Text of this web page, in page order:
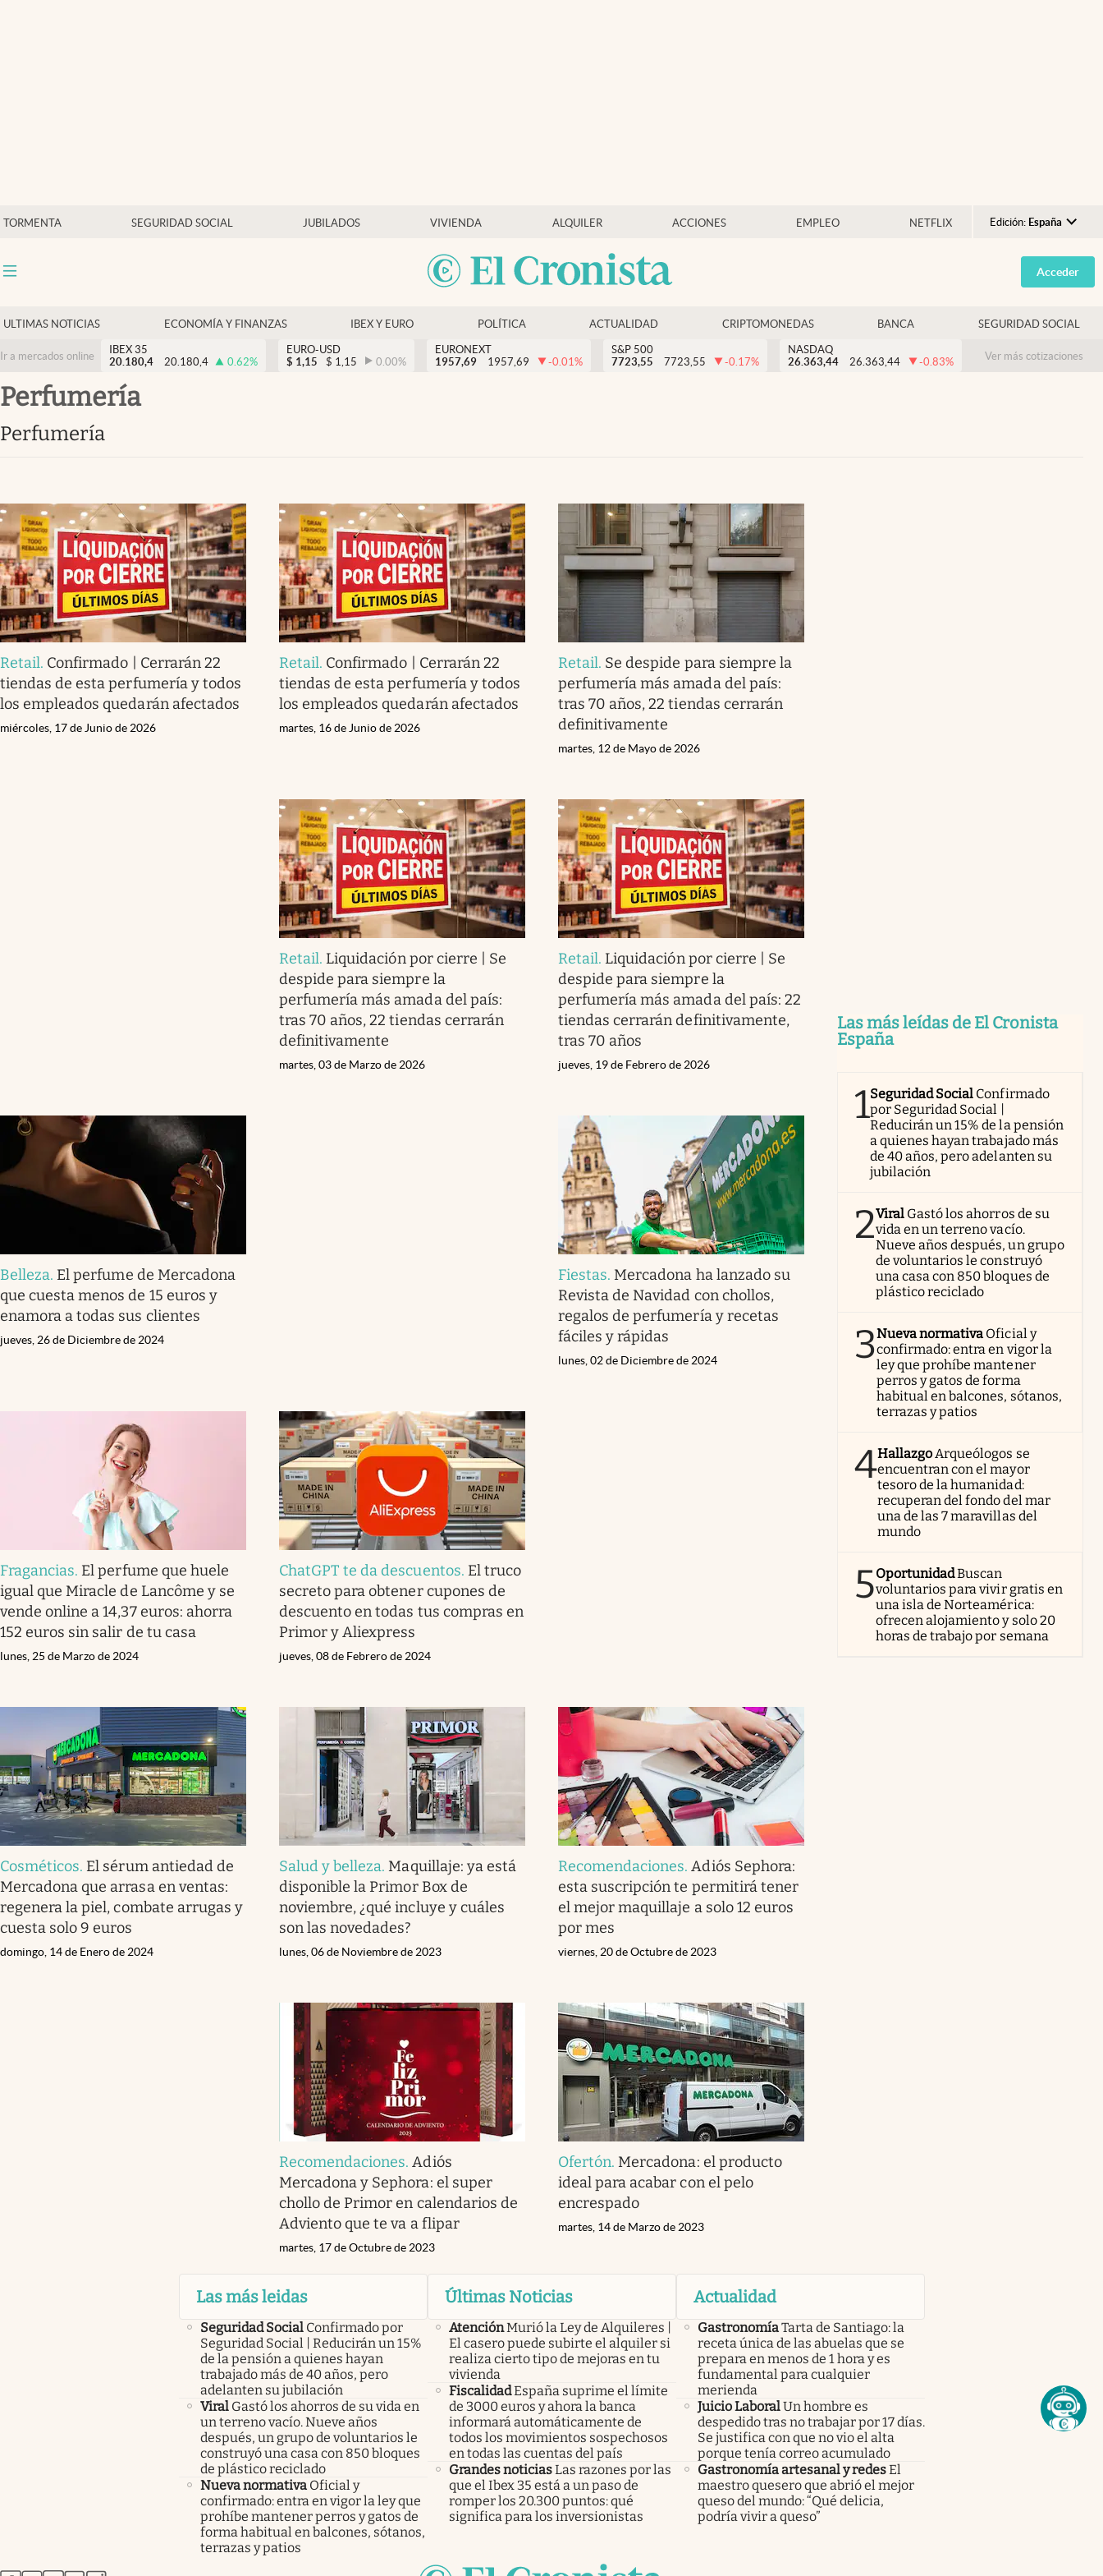
TORMENTA SEGURIDAD SOCIAL JUBILADOS VIVIENDA ALQUILER ACCIONES EMPLEO NETFLIX Edición: España
Argentina
España
USA
Colombia
Acceder
ULTIMAS NOTICIAS ECONOMÍA Y FINANZAS IBEX Y EURO POLÍTICA ACTUALIDAD CRIPTOMONEDAS BANCA SEGURIDAD SOCIAL
Ir a mercados online
IBEX 35
20.180,4
20.180,4 0.62%
EURO-USD
$ 1,15 $ 1,15 0.00%
EURONEXT
1957,69
1957,69 -0.01%
S&P 500
7723,55
7723,55 -0.17%
NASDAQ
26.363,44
26.363,44 -0.83% Ver más cotizaciones
Perfumería
Perfumería
Retail. Confirmado | Cerrarán 22
tiendas de esta perfumería y todos
los empleados quedarán afectados
miércoles, 17 de Junio de 2026
Retail. Confirmado | Cerrarán 22
tiendas de esta perfumería y todos
los empleados quedarán afectados
martes, 16 de Junio de 2026
Retail. Se despide para siempre la
perfumería más amada del país:
tras 70 años, 22 tiendas cerrarán
definitivamente
martes, 12 de Mayo de 2026
Retail. Liquidación por cierre | Se
despide para siempre la
perfumería más amada del país:
tras 70 años, 22 tiendas cerrarán
definitivamente
martes, 03 de Marzo de 2026
Retail. Liquidación por cierre | Se
despide para siempre la
perfumería más amada del país: 22
tiendas cerrarán definitivamente,
tras 70 años
jueves, 19 de Febrero de 2026
Belleza. El perfume de Mercadona
que cuesta menos de 15 euros y
enamora a todas sus clientes
jueves, 26 de Diciembre de 2024
Fiestas. Mercadona ha lanzado su
Revista de Navidad con chollos,
regalos de perfumería y recetas
fáciles y rápidas
lunes, 02 de Diciembre de 2024
Fragancias. El perfume que huele
igual que Miracle de Lancôme y se
vende online a 14,37 euros: ahorra
152 euros sin salir de tu casa
lunes, 25 de Marzo de 2024
ChatGPT te da descuentos. El truco
secreto para obtener cupones de
descuento en todas tus compras en
Primor y Aliexpress
jueves, 08 de Febrero de 2024
Cosméticos. El sérum antiedad de
Mercadona que arrasa en ventas:
regenera la piel, combate arrugas y
cuesta solo 9 euros
domingo, 14 de Enero de 2024
Salud y belleza. Maquillaje: ya está
disponible la Primor Box de
noviembre, ¿qué incluye y cuáles
son las novedades?
lunes, 06 de Noviembre de 2023
Recomendaciones.Adiós Sephora:
esta suscripción te permitirá tener
el mejor maquillaje a solo 12 euros
por mes
viernes, 20 de Octubre de 2023
Recomendaciones.Adiós
Mercadona y Sephora: el super
chollo de Primor en calendarios de
Adviento que te va a flipar
martes, 17 de Octubre de 2023
Ofertón. Mercadona: el producto
ideal para acabar con el pelo
encrespado
martes, 14 de Marzo de 2023
Las más leídas de El Cronista
España
1Seguridad Social Confirmado
por Seguridad Social |
Reducirán un 15% de la pensión
a quienes hayan trabajado más
de 40 años, pero adelanten su
jubilación
2Viral Gastó los ahorros de su
vida en un terreno vacío.
Nueve años después, un grupo
de voluntarios le construyó
una casa con 850 bloques de
plástico reciclado
3Nueva normativa Oficial y
confirmado: entra en vigor la
ley que prohíbe mantener
perros y gatos de forma
habitual en balcones, sótanos,
terrazas y patios
4Hallazgo Arqueólogos se
encuentran con el mayor
tesoro de la humanidad:
recuperan del fondo del mar
una de las 7 maravillas del
mundo
5OportunidadBuscan
voluntarios para vivir gratis en
una isla de Norteamérica:
ofrecen alojamiento y solo 20
horas de trabajo por semana
Las más leidas
Seguridad Social Confirmado por
Seguridad Social | Reducirán un 15%
de la pensión a quienes hayan
trabajado más de 40 años, pero
adelanten su jubilación
Viral Gastó los ahorros de su vida en
un terreno vacío. Nueve años
después, un grupo de voluntarios le
construyó una casa con 850 bloques
de plástico reciclado
Nueva normativa Oficial y
confirmado: entra en vigor la ley que
prohíbe mantener perros y gatos de
forma habitual en balcones, sótanos,
terrazas y patios
Últimas Noticias
AtenciónMurió la Ley de Alquileres |
El casero puede subirte el alquiler si
realiza cierto tipo de mejoras en tu
vivienda
FiscalidadEspaña suprime el límite
de 3000 euros y ahora la banca
informará automáticamente de
todos los movimientos sospechosos
en todas las cuentas del país
Grandes noticiasLas razones por las
que el Ibex 35 está a un paso de
romper los 20.300 puntos: qué
significa para los inversionistas
Actualidad
GastronomíaTarta de Santiago: la
receta única de las abuelas que se
prepara en menos de 1 hora y es
fundamental para cualquier
merienda
Juicio LaboralUn hombre es
despedido tras no trabajar por 17 días.
Se justifica con que no vio el alta
porque tenía correo acumulado
Gastronomía artesanal y redesEl
maestro quesero que abrió el mejor
queso del mundo: “Qué delicia,
podría vivir a queso”